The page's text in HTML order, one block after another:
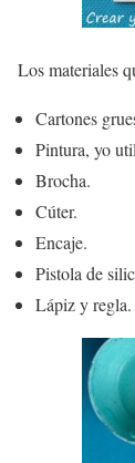
Losmateriales
Cartones
Pintura, yo
Brocha.
Cúter.
Encaje.
Pistola de
Lápiz y regla.